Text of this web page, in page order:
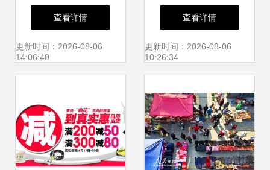
馆昆钢店 百店同庆
购物节盛大启幕，
超值回馈惠全城
查看详情
更新时间：2026-08-06
14:06:40
用百货加盟代理的
全面解析
查看详情
更新时间：2026-08-06
10:26:34